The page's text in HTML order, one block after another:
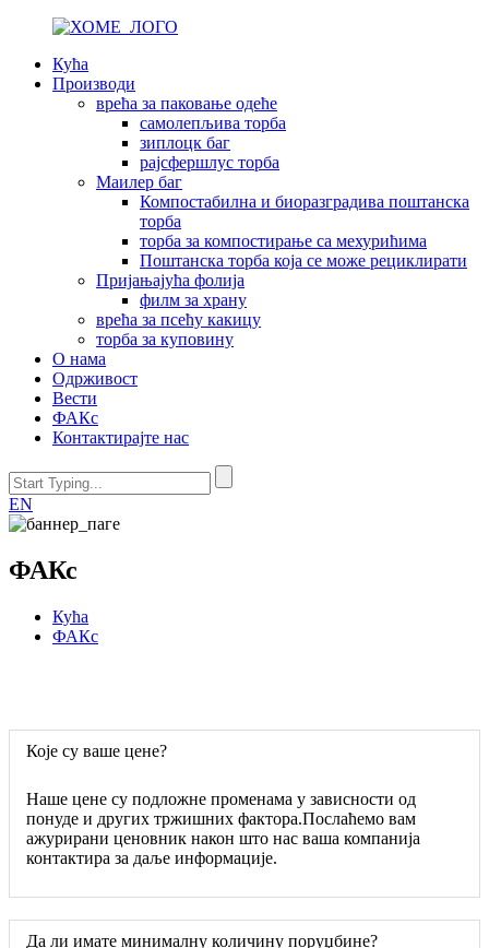
Кућа
Производи
врећа за паковање одеће
самолепљива торба
зиплоцк баг
рајсфершлус торба
Маилер баг
Компостабилна и биоразградива поштанска
торба
торба за компостирање са мехурићима
Поштанска торба која се може рециклирати
Пријањајућа фолија
филм за храну
врећа за псећу какицу
торба за куповину
О нама
Одрживост
Вести
ФАКс
Контактирајте нас
EN
ФАКс
Кућа
ФАКс
Које су ваше цене?
Наше цене су подложне променама у зависности од
понуде и других тржишних фактора.Послаћемо вам
ажурирани ценовник након што нас ваша компанија
контактира за даље информације.
Да ли имате минималну количину поруџбине?